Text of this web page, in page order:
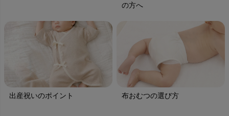
の方へ
出産祝いのポイント 布おむつの選び方